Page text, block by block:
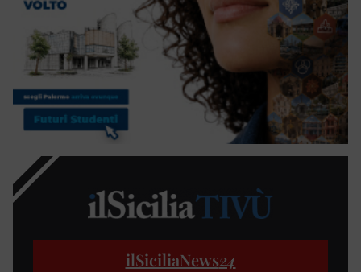
ilSiciliaNews24